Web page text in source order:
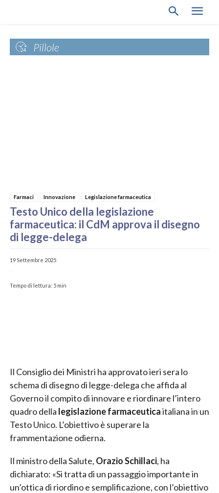
Pillole
Farmaci Innovazione Legislazione farmaceutica
Testo Unico della legislazione
farmaceutica: il CdM approva il disegno
di legge-delega
19 Settembre 2025
-
Tempo di lettura: 5 min
Il Consiglio dei Ministri ha approvato ieri sera lo
schema di disegno di legge-delega che affida al
Governo il compito di innovare e riordinare l’intero
quadro della legislazione farmaceuticaitaliana in un
Testo Unico. L’obiettivo è superare la
frammentazione odierna.
Il ministro della Salute, Orazio Schillaci, ha
dichiarato: «Si tratta di un passaggio importante in
un’ottica di riordino e semplificazione, con l’obiettivo